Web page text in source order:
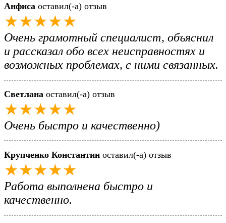
Анфиса оставил(-а) отзыв
★★★★★
Очень грамотный специалист, объяснил
и рассказал обо всех неисправностях и
возможных проблемах, с ними связанных.
Светлана оставил(-а) отзыв
★★★★★
Очень быстро и качественно)
Крупченко Константин оставил(-а) отзыв
★★★★★
Работа выполнена быстро и
качественно.